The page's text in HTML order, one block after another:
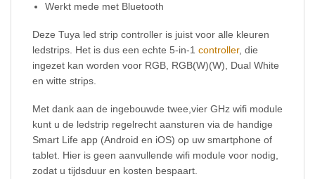
Werkt mede met Bluetooth
Deze Tuya led strip controller is juist voor alle kleuren
ledstrips. Het is dus een echte 5-in-1 controller, die
ingezet kan worden voor RGB, RGB(W)(W), Dual White
en witte strips.
Met dank aan de ingebouwde twee,vier GHz wifi module
kunt u de ledstrip regelrecht aansturen via de handige
Smart Life app (Android en iOS) op uw smartphone of
tablet. Hier is geen aanvullende wifi module voor nodig,
zodat u tijdsduur en kosten bespaart.